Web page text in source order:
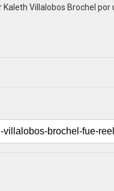
Villalobos Brochel por